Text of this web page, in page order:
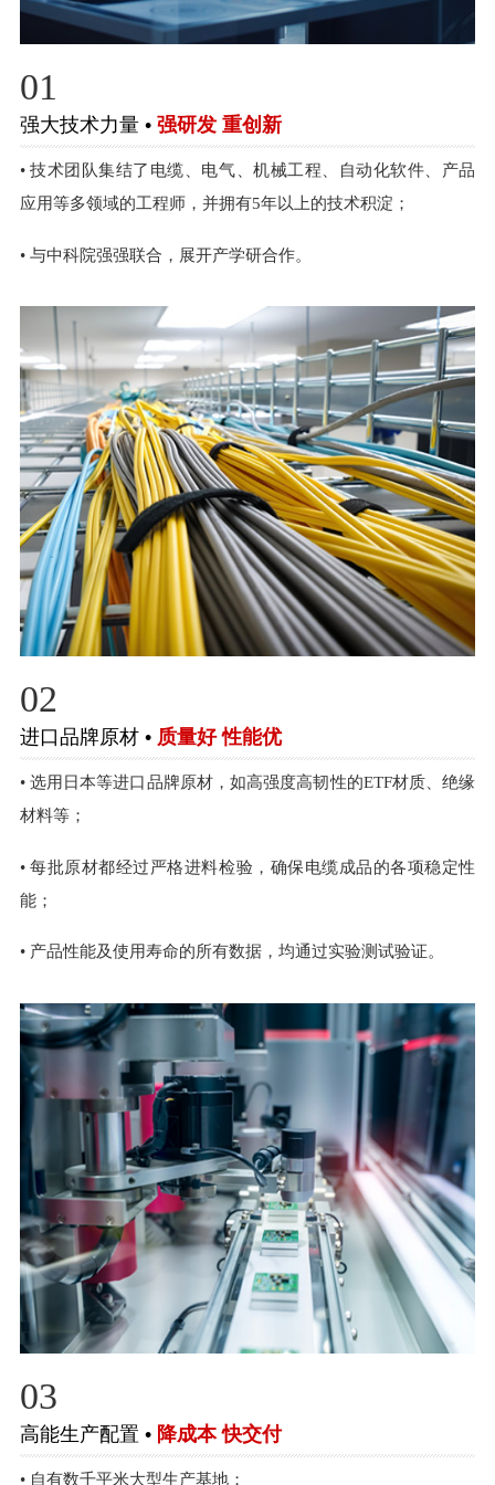
01
强大技术力量 • 强研发 重创新
• 技术团队集结了电缆、电气、机械工程、自动化软件、产品
应用等多领域的工程师，并拥有5年以上的技术积淀；
• 与中科院强强联合，展开产学研合作。
02
进口品牌原材 • 质量好 性能优
• 选用日本等进口品牌原材，如高强度高韧性的ETF材质、绝缘
材料等；
• 每批原材都经过严格进料检验，确保电缆成品的各项稳定性
能；
• 产品性能及使用寿命的所有数据，均通过实验测试验证。
03
高能生产配置 • 降成本 快交付
• 自有数千平米大型生产基地；